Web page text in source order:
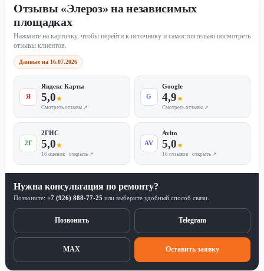
Отзывы «Элероз» на независимых
площадках
Нажмите на карточку, чтобы перейти к источнику и самостоятельно посмотреть
отзывы клиентов.
Данные на 16.07.2026
Я
Яндекс Карты
5,0★
Смотреть отзывы ↗
G
Google
4,9★
Смотреть отзывы ↗
2Г
2ГИС
5,0★
16 оценок · открыть ↗
AV
Avito
5,0★
16 отзывов · открыть ↗
Нужна консультация по ремонту?
Позвоните: +7 (926) 888-77-25 или выберите удобный способ связи.
Позвонить Telegram
MAX Оставить заявку